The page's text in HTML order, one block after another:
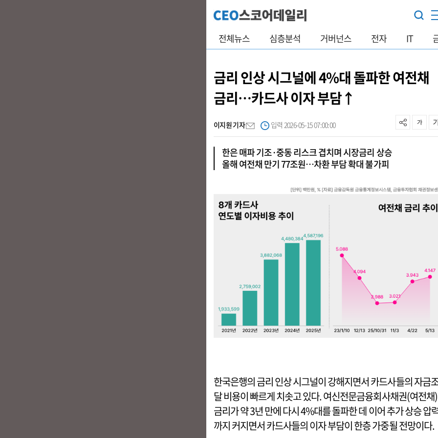
전체뉴스 심층분석 거버넌스 전자 IT
금리 인상 시그널에 4%대 돌파한 여전채
금리…카드사 이자 부담↑
이지원 기자 입력 2026-05-15 07:00:00
한은 매파 기조·중동 리스크 겹치며 시장금리 상승
올해 여전채 만기 77조원…차환 부담 확대 불가피
한국은행의 금리 인상 시그널이 강해지면서 카드사들의 자금
달 비용이 빠르게 치솟고 있다. 여신전문금융회사채권(여전채)
금리가 약 3년 만에 다시 4%대를 돌파한 데 이어 추가 상승 압
까지 커지면서 카드사들의 이자 부담이 한층 가중될 전망이다.